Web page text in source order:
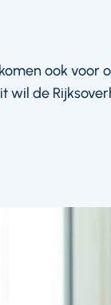
ook voor
wil de